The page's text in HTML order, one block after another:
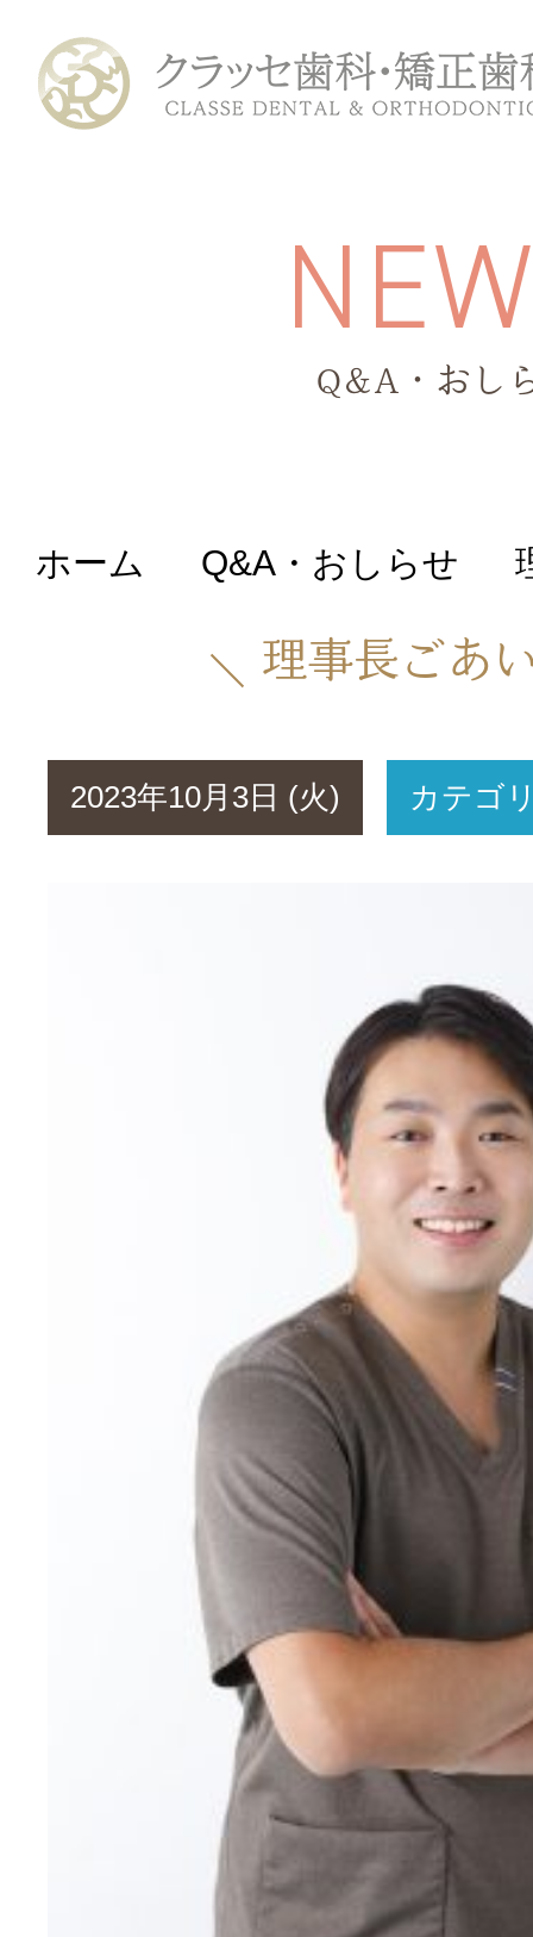
初めての方へ
医院について
院長・スタッフ紹
診療メ
むし歯治療 根管治療
セラミック
ホワイトニ
Q&A・おし
NE
ホーム Q&A・おしらせ
理事長ごあ
2023年10月3日 (火) カテゴ